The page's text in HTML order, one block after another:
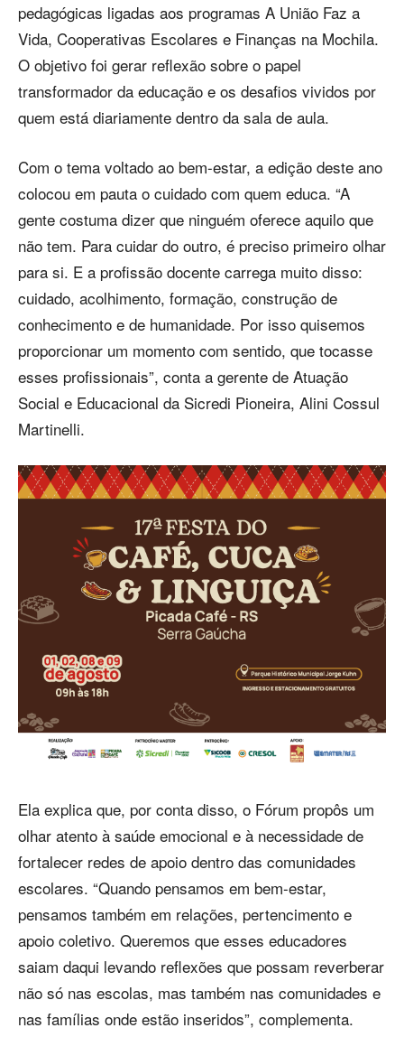
pedagógicas ligadas aos programas A União Faz a
Vida, Cooperativas Escolares e Finanças na Mochila.
O objetivo foi gerar reflexão sobre o papel
transformador da educação e os desafios vividos por
quem está diariamente dentro da sala de aula.
Com o tema voltado ao bem-estar, a edição deste ano
colocou em pauta o cuidado com quem educa. “A
gente costuma dizer que ninguém oferece aquilo que
não tem. Para cuidar do outro, é preciso primeiro olhar
para si. E a profissão docente carrega muito disso:
cuidado, acolhimento, formação, construção de
conhecimento e de humanidade. Por isso quisemos
proporcionar um momento com sentido, que tocasse
esses profissionais”, conta a gerente de Atuação
Social e Educacional da Sicredi Pioneira, Alini Cossul
Martinelli.
Ela explica que, por conta disso, o Fórum propôs um
olhar atento à saúde emocional e à necessidade de
fortalecer redes de apoio dentro das comunidades
escolares. “Quando pensamos em bem-estar,
pensamos também em relações, pertencimento e
apoio coletivo. Queremos que esses educadores
saiam daqui levando reflexões que possam reverberar
não só nas escolas, mas também nas comunidades e
nas famílias onde estão inseridos”, complementa.